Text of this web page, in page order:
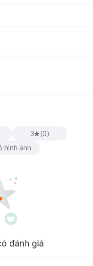
3 (0)
hình ảnh
đánh giá